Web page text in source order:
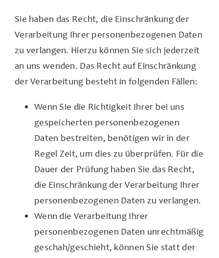
Sie haben das Recht, die Einschränkung der
Verarbeitung Ihrer personenbezogenen Daten
zu verlangen. Hierzu können Sie sich jederzeit
an uns wenden. Das Recht auf Einschränkung
der Verarbeitung besteht in folgenden Fällen:
Wenn Sie die Richtigkeit Ihrer bei uns
gespeicherten personenbezogenen
Daten bestreiten, benötigen wir in der
Regel Zeit, um dies zu überprüfen. Für die
Dauer der Prüfung haben Sie das Recht,
die Einschränkung der Verarbeitung Ihrer
personenbezogenen Daten zu verlangen.
Wenn die Verarbeitung Ihrer
personenbezogenen Daten unrechtmäßig
geschah/geschieht, können Sie statt der